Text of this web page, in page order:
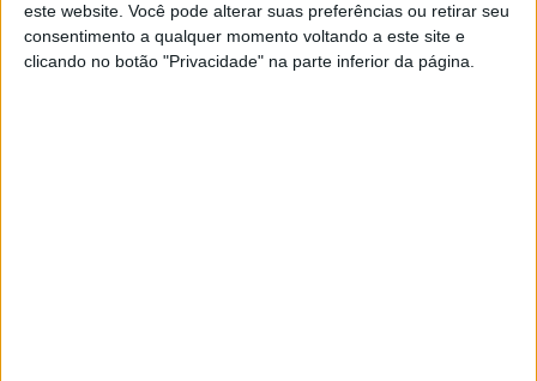
este website. Você pode alterar suas preferências ou retirar seu
consentimento a qualquer momento voltando a este site e
clicando no botão "Privacidade" na parte inferior da página.
MotoGP: Jorge Martín não dá hipóteses e
vence Sprint marcada pelo domínio da
Aprilia